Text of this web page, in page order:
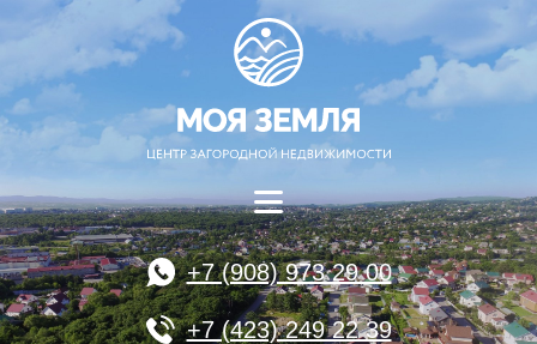
+7 (908) 973 29 00
+7 (423) 249 22 39